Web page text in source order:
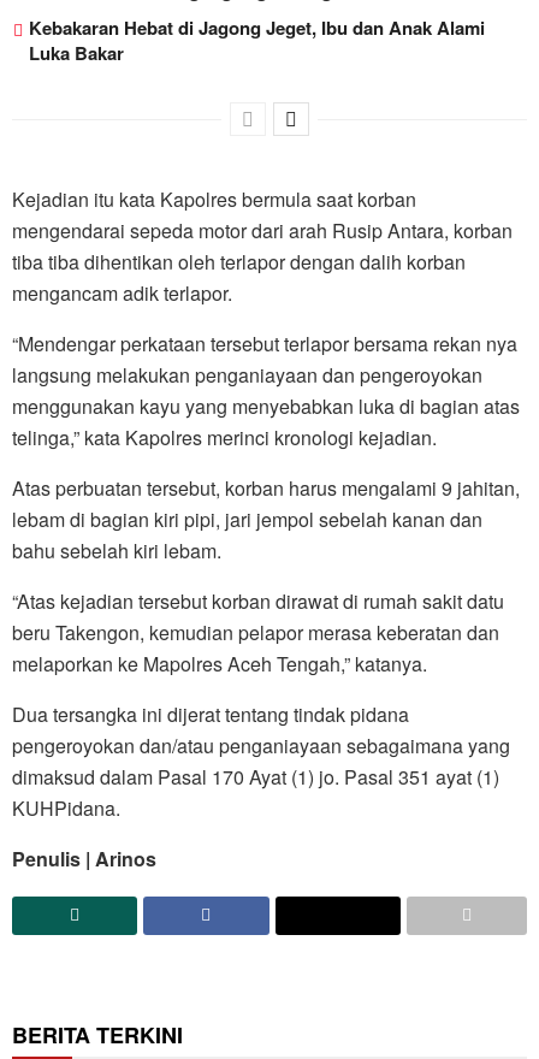
Kebakaran Hebat di Jagong Jeget, Ibu dan Anak Alami
Luka Bakar
Kejadian itu kata Kapolres bermula saat korban
mengendarai sepeda motor dari arah Rusip Antara, korban
tiba tiba dihentikan oleh terlapor dengan dalih korban
mengancam adik terlapor.
“Mendengar perkataan tersebut terlapor bersama rekan nya
langsung melakukan penganiayaan dan pengeroyokan
menggunakan kayu yang menyebabkan luka di bagian atas
telinga,” kata Kapolres merinci kronologi kejadian.
Atas perbuatan tersebut, korban harus mengalami 9 jahitan,
lebam di bagian kiri pipi, jari jempol sebelah kanan dan
bahu sebelah kiri lebam.
“Atas kejadian tersebut korban dirawat di rumah sakit datu
beru Takengon, kemudian pelapor merasa keberatan dan
melaporkan ke Mapolres Aceh Tengah,” katanya.
Dua tersangka ini dijerat tentang tindak pidana
pengeroyokan dan/atau penganiayaan sebagaimana yang
dimaksud dalam Pasal 170 Ayat (1) jo. Pasal 351 ayat (1)
KUHPidana.
Penulis | Arinos
BERITA TERKINI